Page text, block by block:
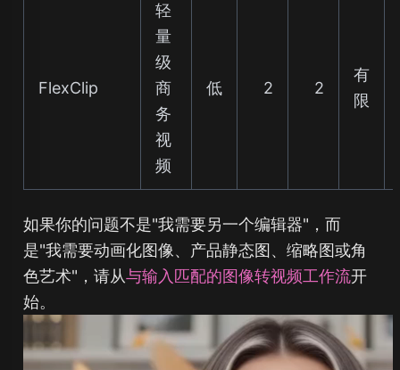
FlexClip
轻
量
级
商
务
视
频
低 2 2
有
限
如果你的问题不是"我需要另一个编辑器"，而
是"我需要动画化图像、产品静态图、缩略图或角
色艺术"，请从与输入匹配的图像转视频工作流开
始。